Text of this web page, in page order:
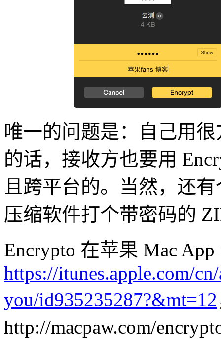
唯一的问题是：自己用
的话，接收方也要用
且跨平台的。当然，还
压缩软件打个带密码的
Encrypto 在苹果 Mac
https://itunes.apple.com/
you/id935235287?&mt=12
http://macpaw.com/